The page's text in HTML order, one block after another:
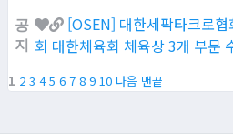
공
지
[OSEN] 대한세팍타크로
회 대한체육회 체육상 3개 부문
1 2 3 4 5 6 7 8 9 10 다음 맨끝